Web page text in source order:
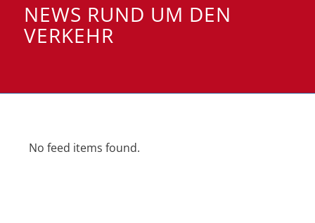
NEWS RUND UM DEN
VERKEHR
No feed items found.